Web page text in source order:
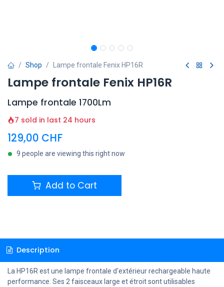
Shop Lampe frontale Fenix HP16R
Lampe frontale Fenix HP16R
Lampe frontale 1700Lm
7 sold in last 24 hours
129,00 CHF
9 people are viewing this right now
Add to Cart
Description
La HP16R est une lampe frontale d'extérieur rechargeable haute
performance. Ses 2 faisceaux large et étroit sont utilisables